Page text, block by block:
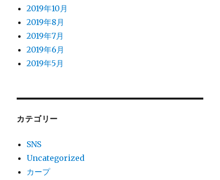
2019年10月
2019年8月
2019年7月
2019年6月
2019年5月
カテゴリー
SNS
Uncategorized
カープ